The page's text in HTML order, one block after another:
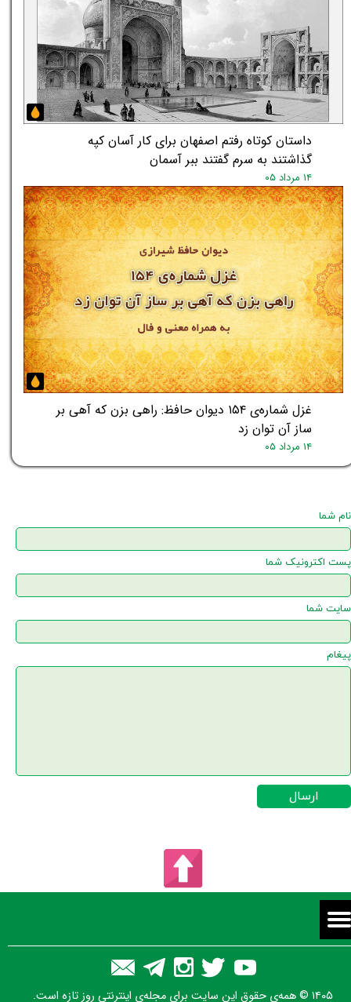
داستان کوتاه رفتم اصفهان برای کار آسان کپه
گذاشتند به سرم گفتند ببر آسمان
۱۴ مرداد ۰۵
غزل شماره‌ی ۱۵۴ دیوان حافظ: راهی بزن که آهی بر
ساز آن توان زد
۱۴ مرداد ۰۵
نام شما
پست اکترونیک شما
سایت شما
پیغام
ارسال
۱۴۰۵ © همه‌ی حقوق این سایت برای مجله‌ی اینترنتی روز تازه است.